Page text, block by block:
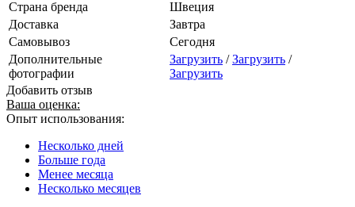
Страна бренда
Швеция
Доставка
Завтра
Самовывоз
Сегодня
Дополнительные
фотографии
Загрузить /Загрузить /
Загрузить
Добавить отзыв
Ваша оценка:
Опыт использования:
Несколько дней
Больше года
Менее месяца
Несколько месяцев